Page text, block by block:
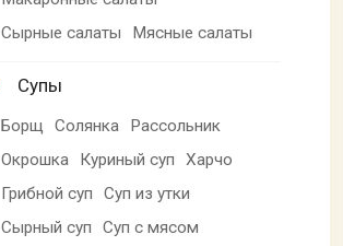
Сырные салаты
Мясные салаты
Супы
Борщ Солянка
Рассольник
Окрошка
Куриный суп
Харчо
Грибной суп
Суп из утки
Сырный суп
Суп с мясом